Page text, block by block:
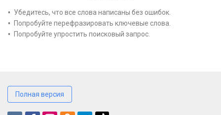
Убедитесь, что все слова написаны без ошибок.
Попробуйте перефразировать ключевые слова.
Попробуйте упростить поисковый запрос.
Полная версия